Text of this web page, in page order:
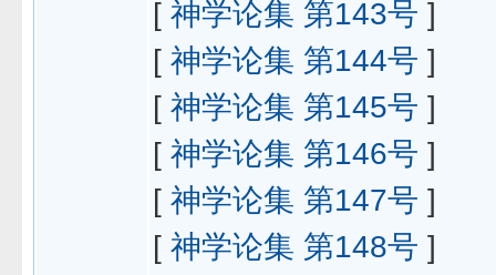
[ 神学论集 第143号 ]
[ 神学论集 第144号 ]
[ 神学论集 第145号 ]
[ 神学论集 第146号 ]
[ 神学论集 第147号 ]
[ 神学论集 第148号 ]